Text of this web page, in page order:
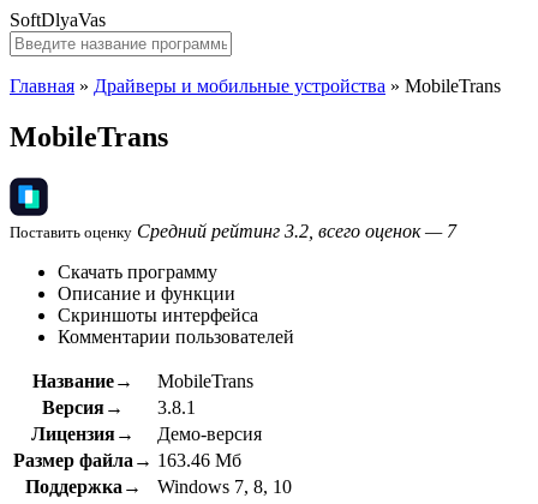
SoftDlyaVas
Главная » Драйверы и мобильные устройства » MobileTrans
MobileTrans
Поставить оценку Средний рейтинг 3.2, всего оценок — 7
Скачать программу
Описание и функции
Скриншоты интерфейса
Комментарии пользователей
Название→
MobileTrans
Версия→
3.8.1
Лицензия→
Демо-версия
Размер файла→ 163.46 Мб
Поддержка→
Windows 7, 8, 10